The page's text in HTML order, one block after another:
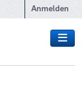
Anmelden